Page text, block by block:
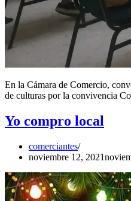
En la Cámara de Comercio,
de culturas por la convivencia
Yo compro local
comerciantes
noviembre 12, 2021